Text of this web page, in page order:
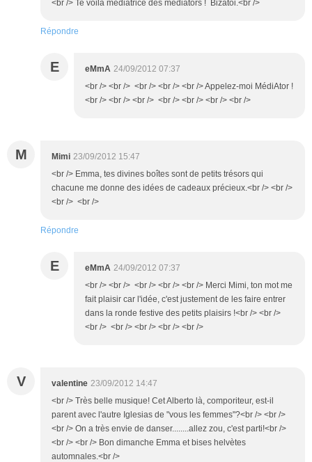
<br /> Te voilà médiatrice des médiators ! Bizatoi.<br />
Répondre
E eMmA 24/09/2012 07:37
<br /> <br /> <br /> <br /> <br /> Appelez-moi MédiAtor !
<br /> <br /> <br /> <br /> <br /> <br /> <br />
M Mimi 23/09/2012 15:47
<br /> Emma, tes divines boîtes sont de petits trésors qui
chacune me donne des idées de cadeaux précieux.<br /> <br />
<br /> <br />
Répondre
E eMmA 24/09/2012 07:37
<br /> <br /> <br /> <br /> <br /> Merci Mimi, ton mot me
fait plaisir car l'idée, c'est justement de les faire entrer
dans la ronde festive des petits plaisirs !<br /> <br />
<br /> <br /> <br /> <br /> <br />
V valentine 23/09/2012 14:47
<br /> Très belle musique! Cet Alberto là, comporiteur, est-il
parent avec l'autre Iglesias de "vous les femmes"?<br /> <br />
<br /> On a très envie de danser........allez zou, c'est parti!<br />
<br /> <br /> Bon dimanche Emma et bises helvètes
automnales.<br />